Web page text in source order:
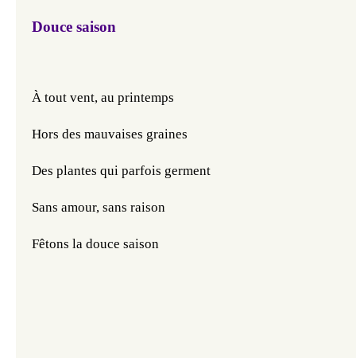
Douce saison
À tout vent, au printemps
Hors des mauvaises graines
Des plantes qui parfois germent
Sans amour, sans raison
Fêtons la douce saison